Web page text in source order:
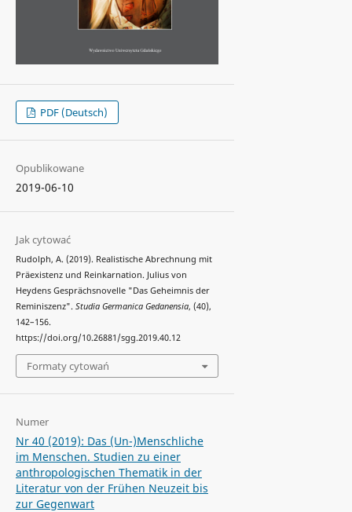
PDF (Deutsch)
Opublikowane
2019-06-10
Jak cytować
Rudolph, A. (2019). Realistische Abrechnung mit
Präexistenz und Reinkarnation. Julius von
Heydens Gesprächsnovelle "Das Geheimnis der
Reminiszenz". Studia Germanica Gedanensia, (40),
142–156.
https://doi.org/10.26881/sgg.2019.40.12
Formaty cytowań
Numer
Nr 40 (2019): Das (Un-)Menschliche
im Menschen. Studien zu einer
anthropologischen Thematik in der
Literatur von der Frühen Neuzeit bis
zur Gegenwart